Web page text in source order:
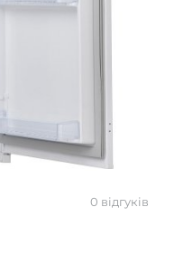
0 відгуків